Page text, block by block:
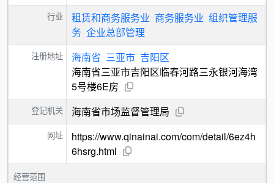
行业 租赁和商务服务业 商务服务业 组织管理服
务 企业总部管理
注册地址 海南省 三亚市 吉阳区
海南省三亚市吉阳区临春河路三永银河海湾
5号楼6E房
登记机关 海南省市场监督管理局
网址
https://www.qinainai.com/com/detail/6ez4h
6hsrg.html
经营范围